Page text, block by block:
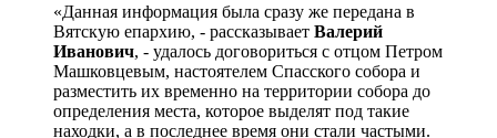
«Данная информация была сразу же передана в
Вятскую епархию, - рассказывает Валерий
Иванович, - удалось договориться с отцом Петром
Машковцевым, настоятелем Спасского собора и
разместить их временно на территории собора до
определения места, которое выделят под такие
находки, а в последнее время они стали частыми.